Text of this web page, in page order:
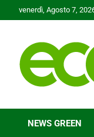
to
venerdì, Agosto 7,
Ecoo.it
NEWS GREEN